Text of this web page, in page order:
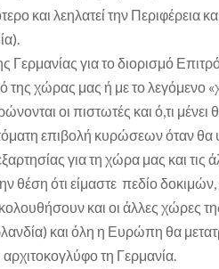
και λεηλατεί την Περιφέρεια
Γερμανίας για το διορισμό
της χώρας μας ή με το λεγόμενο
οι πιστωτές και ό,τι μένει
επιβολή κυρώσεων όταν θα
για τη χώρα μας και
θέση ότι είμαστε πεδίο
και οι άλλες χώρες
και όλη η Ευρώπη θα
τη Γερμανία.